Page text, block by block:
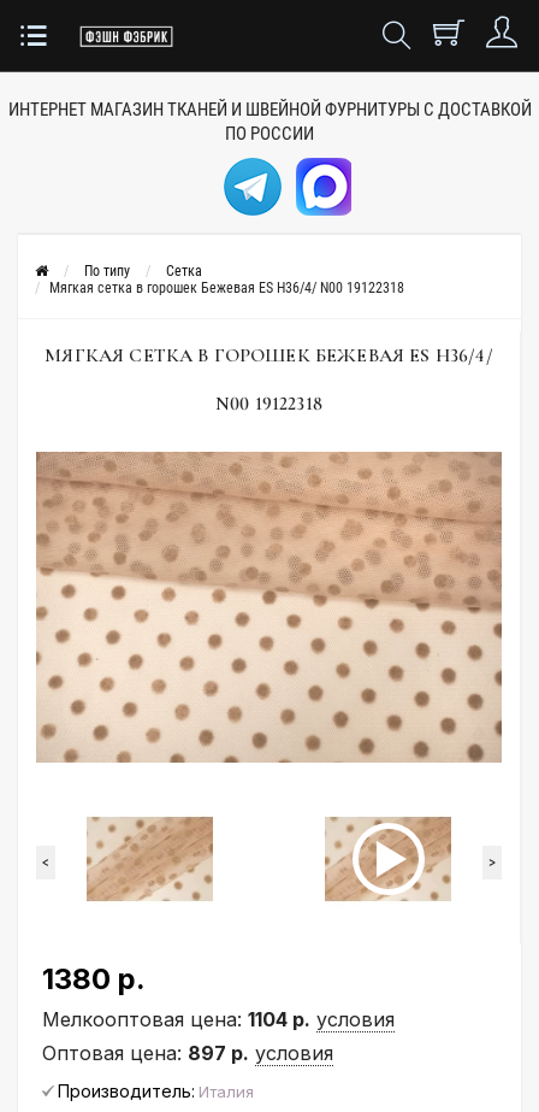
ИНТЕРНЕТ МАГАЗИН ТКАНЕЙ И ШВЕЙНОЙ ФУРНИТУРЫ С ДОСТАВКОЙ
ПО РОССИИ
По типу
Сетка
Мягкая сетка в горошек Бежевая ES H36/4/ N00 19122318
МЯГКАЯ СЕТКА В ГОРОШЕК БЕЖЕВАЯ ES H36/4/
N00 19122318
< >
1380 р.
Мелкооптовая цена: 1104 р. условия
Оптовая цена: 897 р. условия
Производитель: Италия